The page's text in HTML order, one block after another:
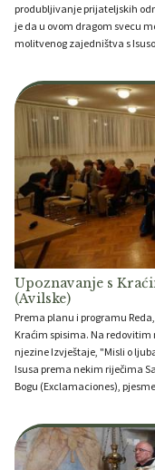
produbljivanje prijateljskih
je da u ovom dragom svecu
molitvenog zajedništva s
Upoznavanje s
(Avilske)
Prema planu i programu
Kraćim spisima. Na
njezine Izvještaje, "Misli o
Isusa prema nekim riječima
Bogu (Exclamaciones),